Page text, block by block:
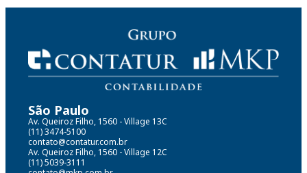
São Paulo
Av. Queiroz Filho, 1560 - Village 13C
(11) 3474-5100
contato@contatur.com.br
Av. Queiroz Filho, 1560 - Village 12C
(11) 5039-3111